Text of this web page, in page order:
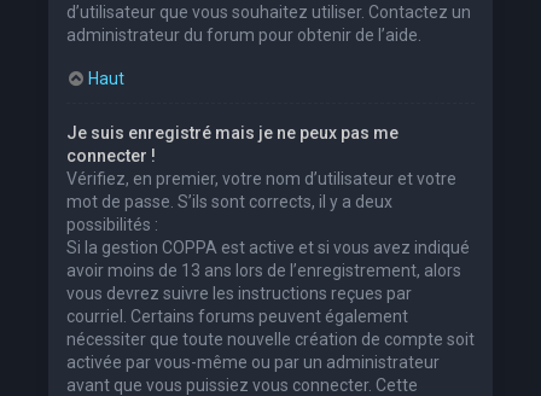
d’utilisateur que vous souhaitez utiliser. Contactez un
administrateur du forum pour obtenir de l’aide.
Haut
Je suis enregistré mais je ne peux pas me
connecter !
Vérifiez, en premier, votre nom d’utilisateur et votre
mot de passe. S’ils sont corrects, il y a deux
possibilités :
Si la gestion COPPA est active et si vous avez indiqué
avoir moins de 13 ans lors de l’enregistrement, alors
vous devrez suivre les instructions reçues par
courriel. Certains forums peuvent également
nécessiter que toute nouvelle création de compte soit
activée par vous-même ou par un administrateur
avant que vous puissiez vous connecter. Cette